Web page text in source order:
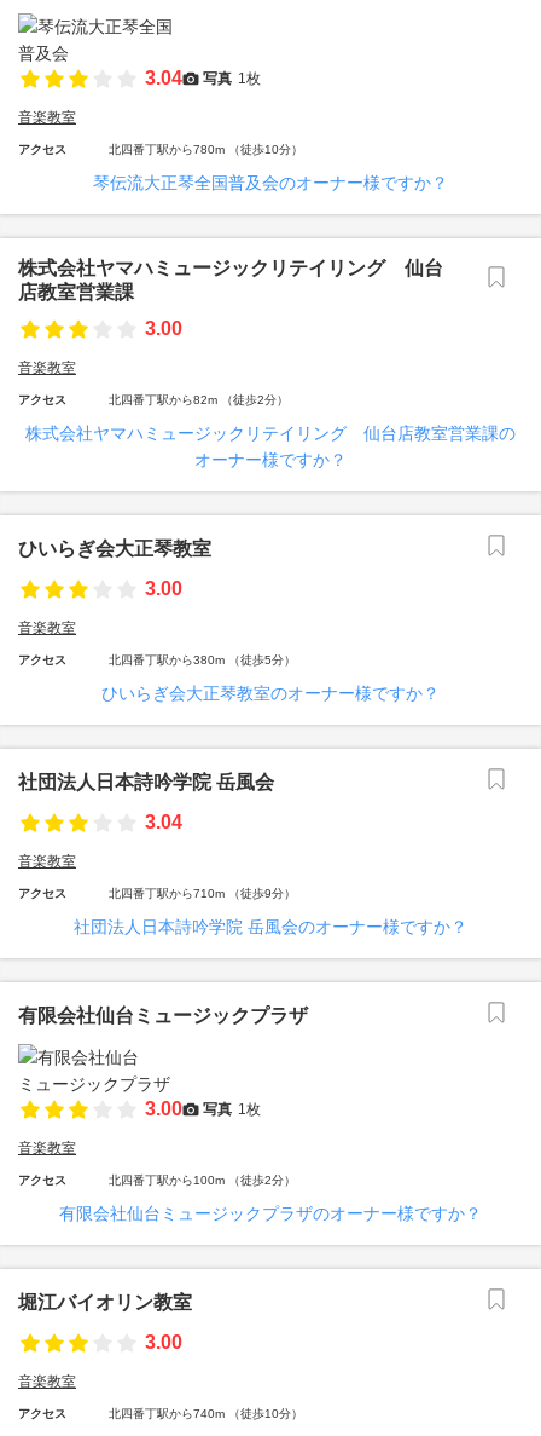
3.04 写真 1枚
音楽教室
アクセス 北四番丁駅から780m （徒歩10分）
琴伝流大正琴全国普及会のオーナー様ですか？
株式会社ヤマハミュージックリテイリング 仙台
店教室営業課
3.00
音楽教室
アクセス 北四番丁駅から82m （徒歩2分）
株式会社ヤマハミュージックリテイリング 仙台店教室営業課の
オーナー様ですか？
ひいらぎ会大正琴教室
3.00
音楽教室
アクセス 北四番丁駅から380m （徒歩5分）
ひいらぎ会大正琴教室のオーナー様ですか？
社団法人日本詩吟学院 岳風会
3.04
音楽教室
アクセス 北四番丁駅から710m （徒歩9分）
社団法人日本詩吟学院 岳風会のオーナー様ですか？
有限会社仙台ミュージックプラザ
3.00 写真 1枚
音楽教室
アクセス 北四番丁駅から100m （徒歩2分）
有限会社仙台ミュージックプラザのオーナー様ですか？
堀江バイオリン教室
3.00
音楽教室
アクセス 北四番丁駅から740m （徒歩10分）